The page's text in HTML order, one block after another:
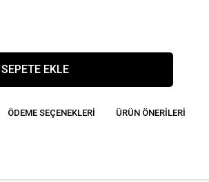
ÖDEME SEÇENEKLERI ÜRÜN ÖNERILERI